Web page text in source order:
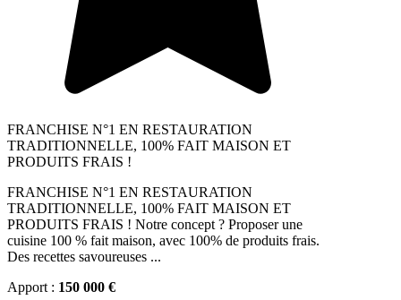
FRANCHISE N°1 EN RESTAURATION
TRADITIONNELLE, 100% FAIT MAISON ET
PRODUITS FRAIS !
FRANCHISE N°1 EN RESTAURATION
TRADITIONNELLE, 100% FAIT MAISON ET
PRODUITS FRAIS ! Notre concept ? Proposer une
cuisine 100 % fait maison, avec 100% de produits frais.
Des recettes savoureuses ...
Apport : 150 000 €